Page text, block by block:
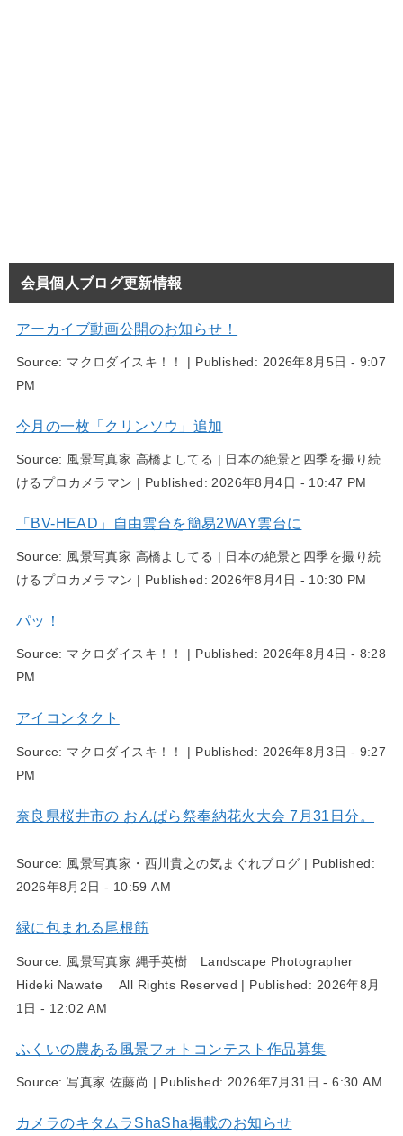
会員個人ブログ更新情報
アーカイブ動画公開のお知らせ！
Source: マクロダイスキ！！ | Published: 2026年8月5日 - 9:07
PM
今月の一枚「クリンソウ」追加
Source: 風景写真家 高橋よしてる | 日本の絶景と四季を撮り続
けるプロカメラマン | Published: 2026年8月4日 - 10:47 PM
「BV-HEAD」自由雲台を簡易2WAY雲台に
Source: 風景写真家 高橋よしてる | 日本の絶景と四季を撮り続
けるプロカメラマン | Published:2026年8月4日 - 10:30 PM
パッ！
Source: マクロダイスキ！！ | Published: 2026年8月4日 - 8:28
PM
アイコンタクト
Source: マクロダイスキ！！ | Published: 2026年8月3日 - 9:27
PM
奈良県桜井市の おんぱら祭奉納花火大会 7月31日分。
Source: 風景写真家・西川貴之の気まぐれブログ | Published:
2026年8月2日 - 10:59 AM
緑に包まれる尾根筋
Source: 風景写真家 縄手英樹 Landscape Photographer
Hideki Nawate All Rights Reserved | Published: 2026年8月
1日 - 12:02 AM
ふくいの農ある風景フォトコンテスト作品募集
Source:写真家 佐藤尚 | Published: 2026年7月31日 - 6:30 AM
カメラのキタムラShaSha掲載のお知らせ